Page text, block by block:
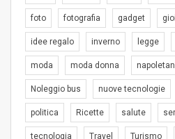
foto fotografia gadget
idee regalo inverno legge
moda moda donna
Noleggio bus nuove tecnologie
politica Ricette salute
tecnologia Travel Turismo